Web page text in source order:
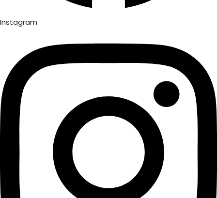
Instagram